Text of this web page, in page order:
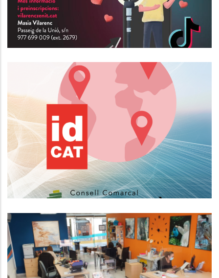
Nou Horari Del Servei D'expedició
De Certificats Electrònics IdCAT
EL CONSELL COMARCAL DEL BAIX
PENEDÈS DÓNA SERVEI ALS